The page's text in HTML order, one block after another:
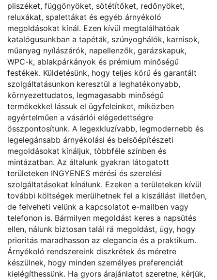
pliszéket, függönyöket, sötétítőket, redőnyöket,
reluxákat, spalettákat és egyéb árnyékoló
megoldásokat kínál. Ezen kívül megtalálhatóak
katalógusunkban a tapéták, szúnyoghálók, karnisok,
műanyag nyílászárók, napellenzők, garázskapuk,
WPC-k, ablakpárkányok és prémium minőségű
festékek. Küldetésünk, hogy teljes körű és garantált
szolgáltatásunkon keresztül a leghatékonyabb,
környezettudatos, legmagasabb minőségű
termékekkel lássuk el ügyfeleinket, miközben
egyértelműen a vásárlói elégedettségre
összpontosítunk. A legexkluzívabb, legmodernebb és
legelegánsabb árnyékolási és belsőépítészeti
megoldásokat kínáljuk, többféle színben és
mintázatban. Az általunk gyakran látogatott
területeken INGYENES mérési és szerelési
szolgáltatásokat kínálunk. Ezeken a területeken kívül
további költségek merülhetnek fel a kiszállást illetően,
de felveheti velünk a kapcsolatot e-mailben vagy
telefonon is. Bármilyen megoldást keres a napsütés
ellen, nálunk biztosan talál rá megoldást, úgy, hogy
prioritás maradhasson az elegancia és a praktikum.
Árnyékoló rendszereink diszkrétek és méretre
készülnek, hogy minden személyes preferenciát
kielégíthessünk. Ha gyors árajánlatot szeretne, kérjük,